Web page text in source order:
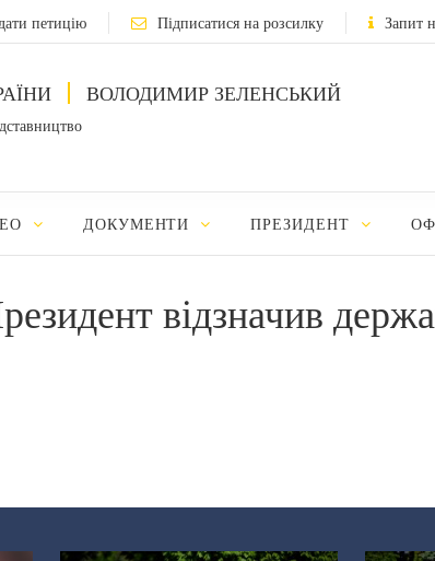
петицію Підписатися на розсилку Запит
ВОЛОДИМИР ЗЕЛЕНСЬКИЙ
ДОКУМЕНТИ ПРЕЗИДЕНТ
відзначив